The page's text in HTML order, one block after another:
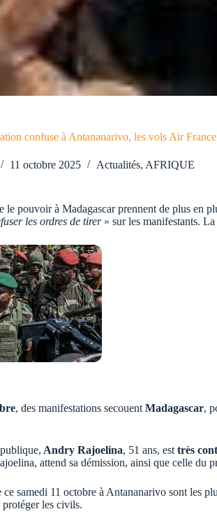
confuse à Antananarivo, les vols Air
11 octobre 2025 Actualités, AFRIQUE
le pouvoir à Madagascar prennent de plus en
les ordres de tirer» sur les manifestants.
, des manifestations secouent Madagascar,
Andry Rajoelina, 51 ans, est très
attend sa démission, ainsi que celle du
samedi 11 octobre à Antananarivo sont les
protéger les civils.